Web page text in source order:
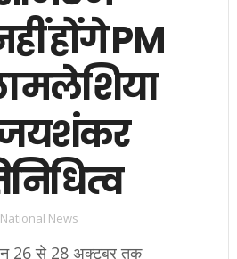
होंगे PM
मलेशिया
जयशंकर
National News
26 से 28 अक्टूबर तक